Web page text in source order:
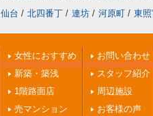
仙台 / 北四番丁 / 連坊 / 河原町 / 東
女性におすすめ
新築・築浅
1階路面店
売マンション
お問い合わせ
スタッフ紹介
周辺施設
お客様の声